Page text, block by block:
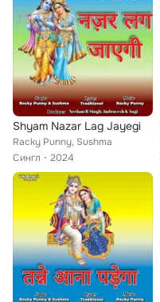
Shyam Nazar Lag Jayegi
Racky Punny, Sushma
Сингл
2024